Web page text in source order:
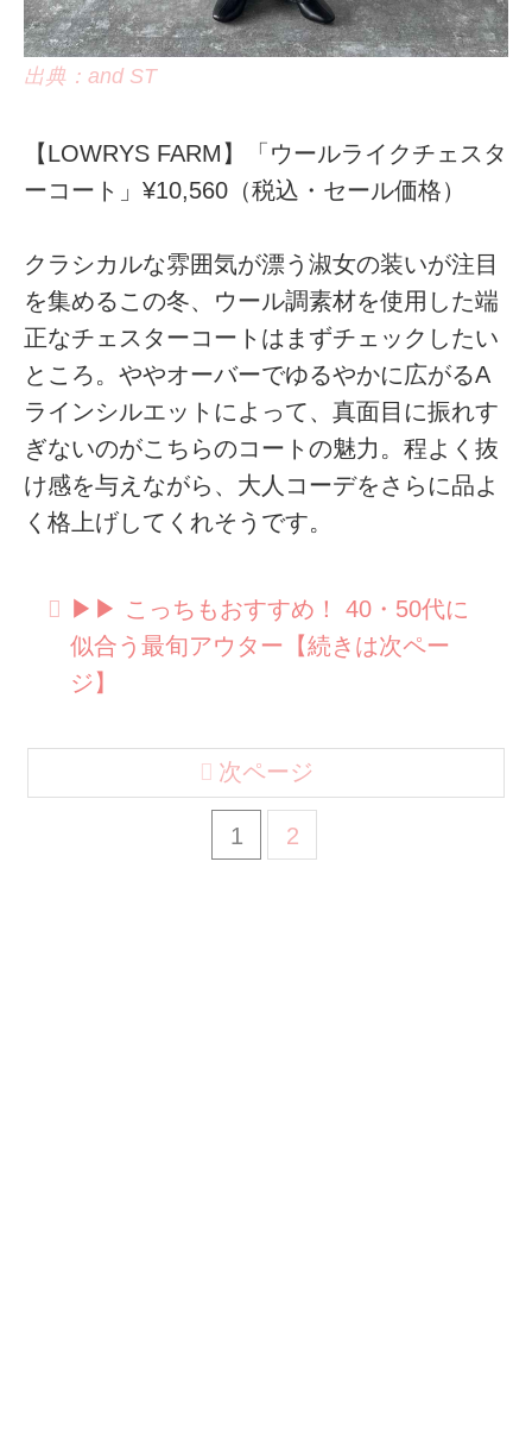
出典：and ST
【LOWRYS FARM】「ウールライクチェスタ
ーコート」¥10,560（税込・セール価格）
クラシカルな雰囲気が漂う淑女の装いが注目
を集めるこの冬、ウール調素材を使用した端
正なチェスターコートはまずチェックしたい
ところ。ややオーバーでゆるやかに広がるA
ラインシルエットによって、真面目に振れす
ぎないのがこちらのコートの魅力。程よく抜
け感を与えながら、大人コーデをさらに品よ
く格上げしてくれそうです。
▶︎▶︎ こっちもおすすめ！ 40・50代に
似合う最旬アウター【続きは次ペー
ジ】
1 2
次ページ